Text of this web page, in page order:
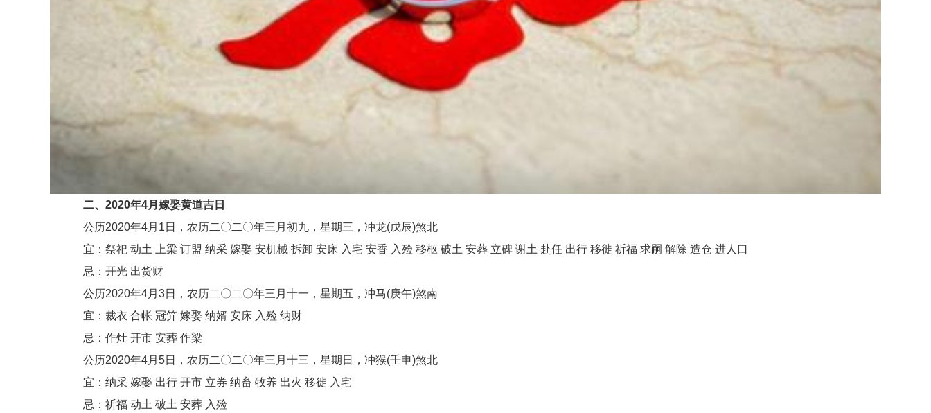
二、2020年4月嫁娶黄道吉日
公历2020年4月1日，农历二〇二〇年三月初九，星期三，冲龙(戊辰)煞北
宜：祭祀 动土 上梁 订盟 纳采 嫁娶 安机械 拆卸 安床 入宅 安香 入殓 移柩 破土 安葬 立碑 谢土 赴任 出行 移徙 祈福 求嗣 解除 造仓 进人口
忌：开光 出货财
公历2020年4月3日，农历二〇二〇年三月十一，星期五，冲马(庚午)煞南
宜：裁衣 合帐 冠笄 嫁娶 纳婿 安床 入殓 纳财
忌：作灶 开市 安葬 作梁
公历2020年4月5日，农历二〇二〇年三月十三，星期日，冲猴(壬申)煞北
宜：纳采 嫁娶 出行 开市 立券 纳畜 牧养 出火 移徙 入宅
忌：祈福 动土 破土 安葬 入殓